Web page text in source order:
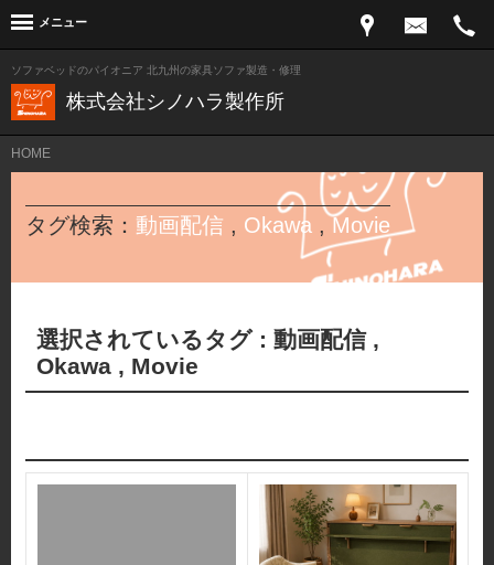
株式会社シノハラ製作所
ソファベッドのパイオニア 北九州の家具ソファ製造・修理
メニュー
HOME
タグ検索： 動画配信 , Okawa ,Movie
選択されているタグ : 動画配信,
Okawa, Movie